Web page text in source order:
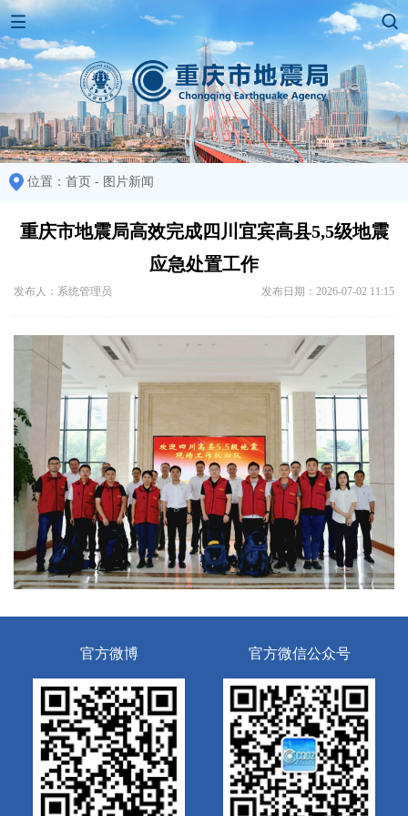
位置： 首页 - 图片新闻
重庆市地震局高效完成四川宜宾高县5,5级地震
应急处置工作
发布人：系统管理员 发布日期：2026-07-02 11:15
官方微博 官方微信公众号